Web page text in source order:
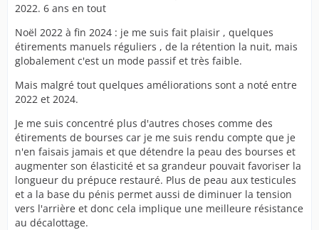
2022. 6 ans en tout
Noël 2022 à fin 2024 : je me suis fait plaisir , quelques
étirements manuels réguliers , de la rétention la nuit, mais
globalement c'est un mode passif et très faible.
Mais malgré tout quelques améliorations sont a noté entre
2022 et 2024.
Je me suis concentré plus d'autres choses comme des
étirements de bourses car je me suis rendu compte que je
n'en faisais jamais et que détendre la peau des bourses et
augmenter son élasticité et sa grandeur pouvait favoriser la
longueur du prépuce restauré. Plus de peau aux testicules
et a la base du pénis permet aussi de diminuer la tension
vers l'arrière et donc cela implique une meilleure résistance
au décalottage.